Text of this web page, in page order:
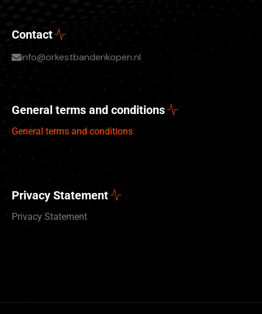
Contact
info@orkestbandenkopen.nl
General terms and conditions
General terms and conditions
Privacy Statement
Privacy Statement